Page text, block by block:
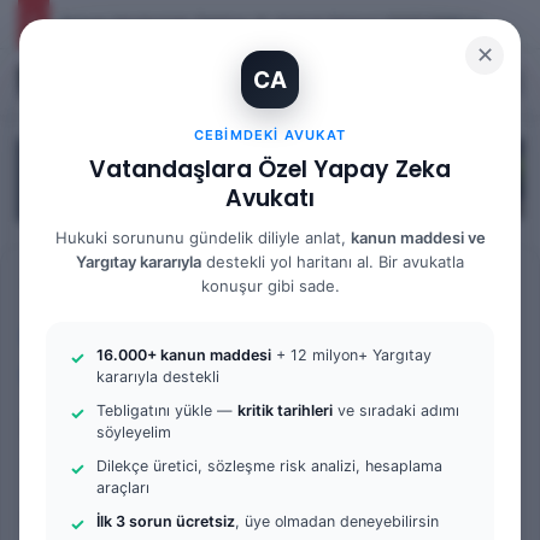
✕
CA
CEBIMDEKI AVUKAT
Vatandaşlara Özel Yapay Zeka
Avukatı
Hukuki sorununu gündelik diliyle anlat, kanun maddesi ve
Yargıtay kararıyla destekli yol haritanı al. Bir avukatla
konuşur gibi sade.
16.000+ kanun maddesi + 12 milyon+ Yargıtay
kararıyla destekli
Tebligatını yükle — kritik tarihleri ve sıradaki adımı
söyleyelim
Dilekçe üretici, sözleşme risk analizi, hesaplama
araçları
İlk 3 sorun ücretsiz, üye olmadan deneyebilirsin
İhtiyaç Nedeniyle Tahliye: 9. Hukuk Dairesi 2025/7083 K.
Tüm Yazılar
Sulh Ceza Hakimliği
Karara İtiraz Kaç Gün İçinde
Yapılmalı? | 2025 Güncel
Süre Rehberi